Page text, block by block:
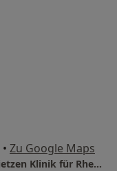
• Zu Google Maps
Johanniter-Krankenhaus Treuenbrietzen Klinik für Rheumatologie Orthopädie und Rheumachirurgie